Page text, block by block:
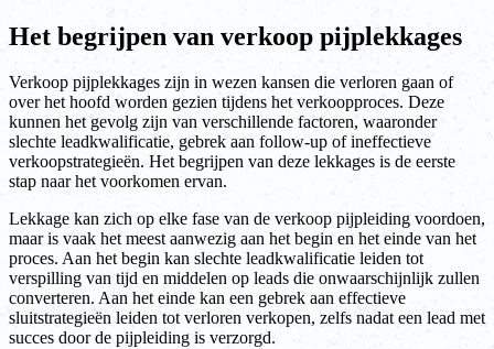
Het begrijpen van verkoop pijplekkages
Verkoop pijplekkages zijn in wezen kansen die verloren gaan of
over het hoofd worden gezien tijdens het verkoopproces. Deze
kunnen het gevolg zijn van verschillende factoren, waaronder
slechte leadkwalificatie, gebrek aan follow-up of ineffectieve
verkoopstrategieën. Het begrijpen van deze lekkages is de eerste
stap naar het voorkomen ervan.
Lekkage kan zich op elke fase van de verkoop pijpleiding voordoen,
maar is vaak het meest aanwezig aan het begin en het einde van het
proces. Aan het begin kan slechte leadkwalificatie leiden tot
verspilling van tijd en middelen op leads die onwaarschijnlijk zullen
converteren. Aan het einde kan een gebrek aan effectieve
sluitstrategieën leiden tot verloren verkopen, zelfs nadat een lead met
succes door de pijpleiding is verzorgd.